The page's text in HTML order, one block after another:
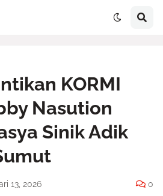
KORMI
Nasution
Sinik Adik
13, 2026 0